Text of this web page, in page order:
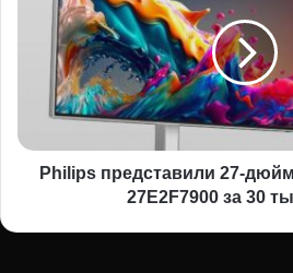
дюймовый
монитор
27E2F7900
30
тысячPhilips представили 27-
27E2F7900 за 30